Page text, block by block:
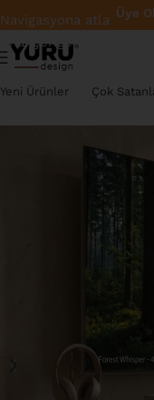
Navigasyona atla
Ana içeriğe atla
Üye
Yeni Ürünler Çok